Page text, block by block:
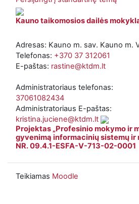
Kauno taikomosios dailės
Adresas: Kauno m. sav. Kauno m.
Telefonas: +370 37 312061
E-paštas: rastine@ktdm.lt
Administratoriaus telefonas:
37061082434
Administratoriaus E-paštas:
kristina.juciene@ktdm.lt
Projektas „Profesinio mokymo ir
gyvenimą informacinių sistemų ir
NR. 09.4.1-ESFA-V-713-02-0001
Teikiamas Moodle